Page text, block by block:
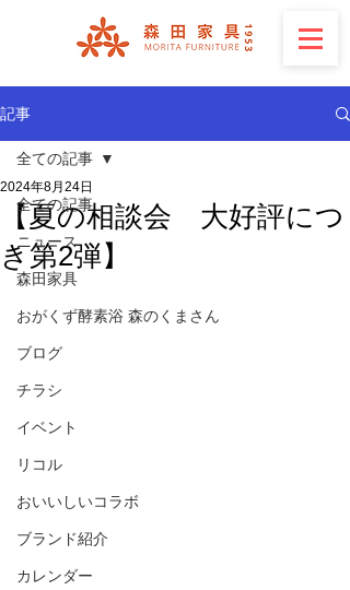
記事
全ての記事
ニュース
森田家具
おがくず酵素浴 森のくまさん
ブログ
チラシ
イベント
リコル
おいいしいコラボ
ブランド紹介
カレンダー
全ての記事
【夏の相談会 大好評につ
き第2弾】
2024年8月24日